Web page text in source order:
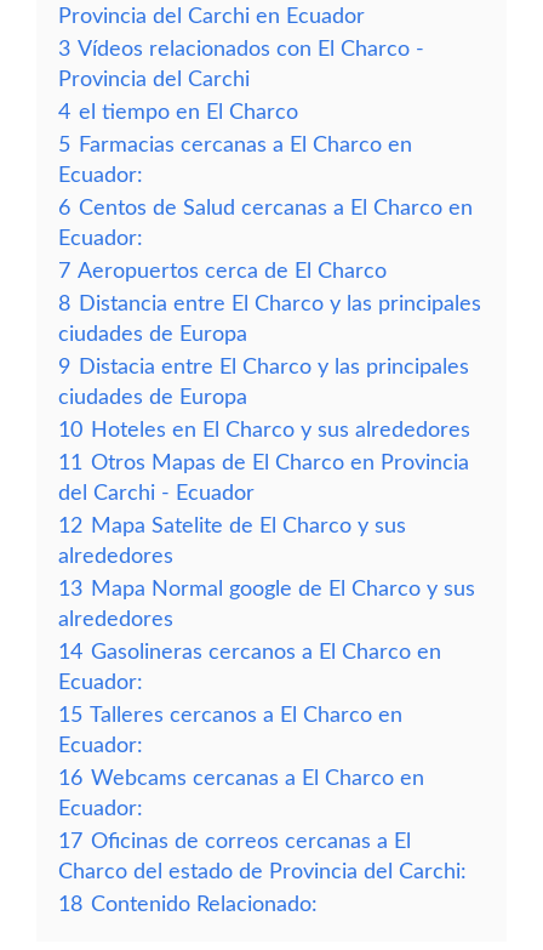
Provincia del Carchi en Ecuador
3 Vídeos relacionados con El Charco -
Provincia del Carchi
4 el tiempo en El Charco
5 Farmacias cercanas a El Charco en
Ecuador:
6 Centos de Salud cercanas a El Charco en
Ecuador:
7 Aeropuertos cerca de El Charco
8 Distancia entre El Charco y las principales
ciudades de Europa
9 Distacia entre El Charco y las principales
ciudades de Europa
10 Hoteles en El Charco y sus alrededores
11 Otros Mapas de El Charco en Provincia
del Carchi - Ecuador
12 Mapa Satelite de El Charco y sus
alrededores
13 Mapa Normal google de El Charco y sus
alrededores
14 Gasolineras cercanos a El Charco en
Ecuador:
15 Talleres cercanos a El Charco en
Ecuador:
16 Webcams cercanas a El Charco en
Ecuador:
17 Oficinas de correos cercanas a El
Charco del estado de Provincia del Carchi:
18 Contenido Relacionado: